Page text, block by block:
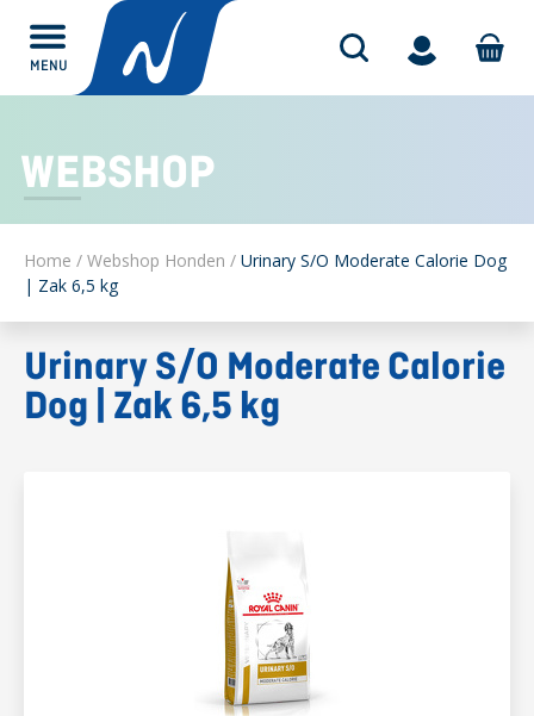
MENU
WEBSHOP
Home / Webshop Honden / Urinary S/O Moderate Calorie Dog
| Zak 6,5 kg
Urinary S/O Moderate Calorie
Dog | Zak 6,5 kg